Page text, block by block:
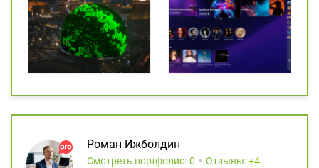
Роман Ижболдин
Смотреть портфолио: 0 Отзывы:
4